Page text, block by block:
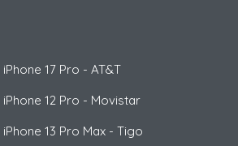
iPhone 17 Pro - AT&T
iPhone 12 Pro - Movistar
iPhone 13 Pro Max - Tigo